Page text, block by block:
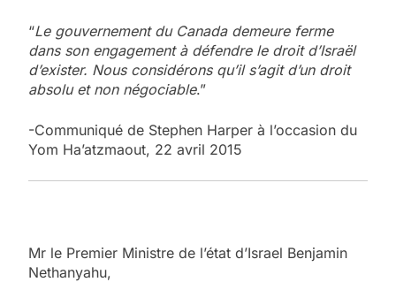
“Le gouvernement du Canada demeure ferme
dans son engagement à défendre le droit d’Israël
d’exister. Nous considérons qu’il s’agit d’un droit
absolu et non négociable.”
-Communiqué de Stephen Harper à l’occasion du
Yom Ha’atzmaout, 22 avril 2015
Mr le Premier Ministre de l’état d’Israel Benjamin
Nethanyahu,